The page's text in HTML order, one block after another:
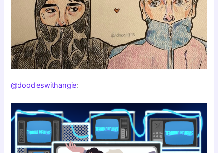
@doodleswithangie: